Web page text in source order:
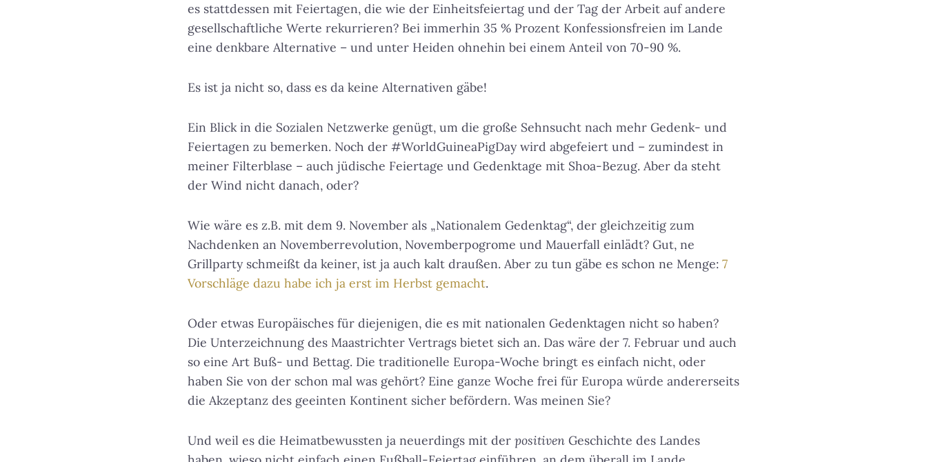
es stattdessen mit Feiertagen, die wie der Einheitsfeiertag und der Tag der Arbeit auf andere
gesellschaftliche Werte rekurrieren? Bei immerhin 35 % Prozent Konfessionsfreien im Lande
eine denkbare Alternative – und unter Heiden ohnehin bei einem Anteil von 70-90 %.
Es ist ja nicht so, dass es da keine Alternativen gäbe!
Ein Blick in die Sozialen Netzwerke genügt, um die große Sehnsucht nach mehr Gedenk- und
Feiertagen zu bemerken. Noch der #WorldGuineaPigDay wird abgefeiert und – zumindest in
meiner Filterblase – auch jüdische Feiertage und Gedenktage mit Shoa-Bezug. Aber da steht
der Wind nicht danach, oder?
Wie wäre es z.B. mit dem 9. November als „Nationalem Gedenktag“, der gleichzeitig zum
Nachdenken an Novemberrevolution, Novemberpogrome und Mauerfall einlädt? Gut, ne
Grillparty schmeißt da keiner, ist ja auch kalt draußen. Aber zu tun gäbe es schon ne Menge: 7
Vorschläge dazu habe ich ja erst im Herbst gemacht.
Oder etwas Europäisches für diejenigen, die es mit nationalen Gedenktagen nicht so haben?
Die Unterzeichnung des Maastrichter Vertrags bietet sich an. Das wäre der 7. Februar und auch
so eine Art Buß- und Bettag. Die traditionelle Europa-Woche bringt es einfach nicht, oder
haben Sie von der schon mal was gehört? Eine ganze Woche frei für Europa würde andererseits
die Akzeptanz des geeinten Kontinent sicher befördern. Was meinen Sie?
Und weil es die Heimatbewussten ja neuerdings mit der positiven Geschichte des Landes